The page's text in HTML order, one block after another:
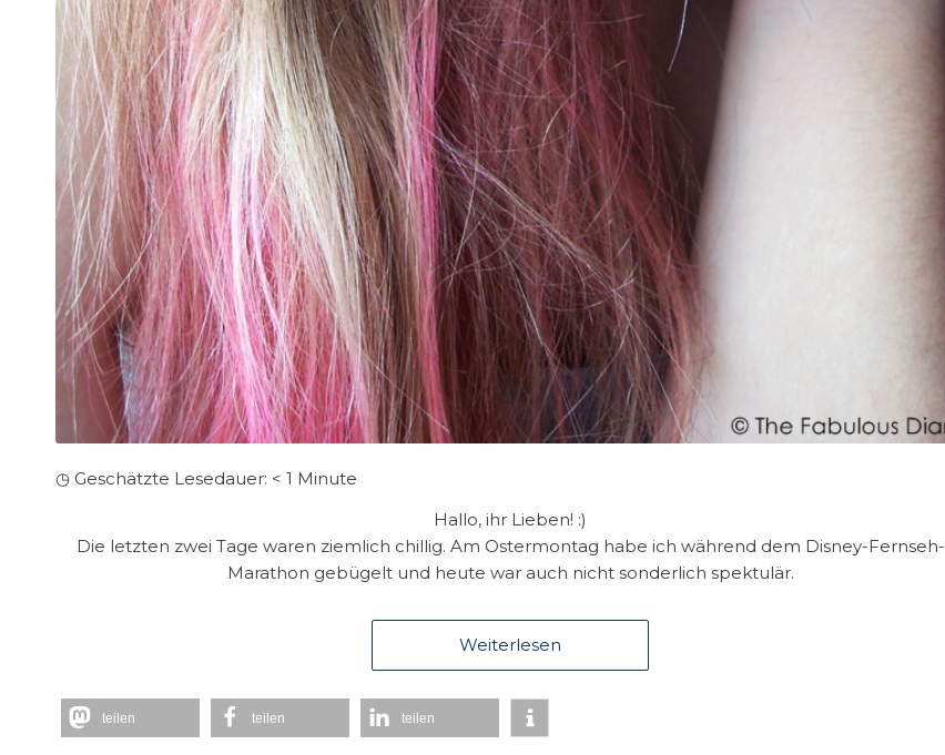
◷ Geschätzte Lesedauer: < 1 Minute
Hallo, ihr Lieben! :)
Die letzten zwei Tage waren ziemlich chillig. Am Ostermontag habe ich während dem Disney-Fernseh-
Marathon gebügelt und heute war auch nicht sonderlich spektulär.
Weiterlesen
teilen teilen teilen